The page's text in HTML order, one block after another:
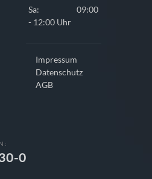
Sa:
09:00
- 12:00 Uhr
Impressum
Datenschutz
AGB
0